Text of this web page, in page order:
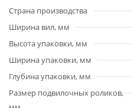
Страна производства
Ширина вил, мм
Высота упаковки, мм
Ширина упаковки, мм
Глубина упаковки, мм
Размер подвилочных роликов,